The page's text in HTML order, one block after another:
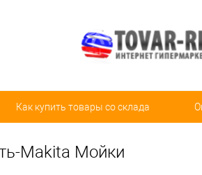
Как купить товары со склада
Makita Мойки